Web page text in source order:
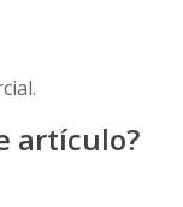
artículo?